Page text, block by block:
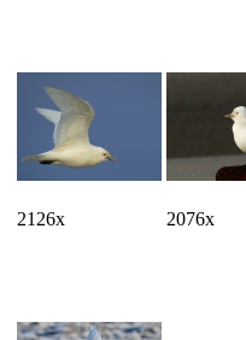
2126x 2076x